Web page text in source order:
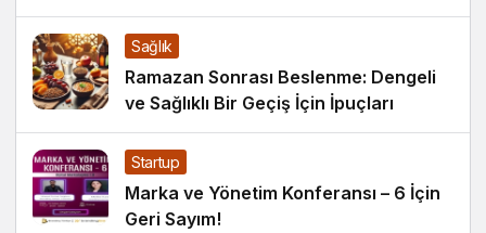
Konuk Oldu
Sağlık
Ramazan Sonrası Beslenme: Dengeli
ve Sağlıklı Bir Geçiş İçin İpuçları
Startup
Marka ve Yönetim Konferansı – 6 İçin
Geri Sayım!